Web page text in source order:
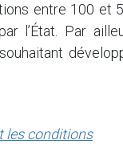
entre 100 et
l’État. Par
les conditions